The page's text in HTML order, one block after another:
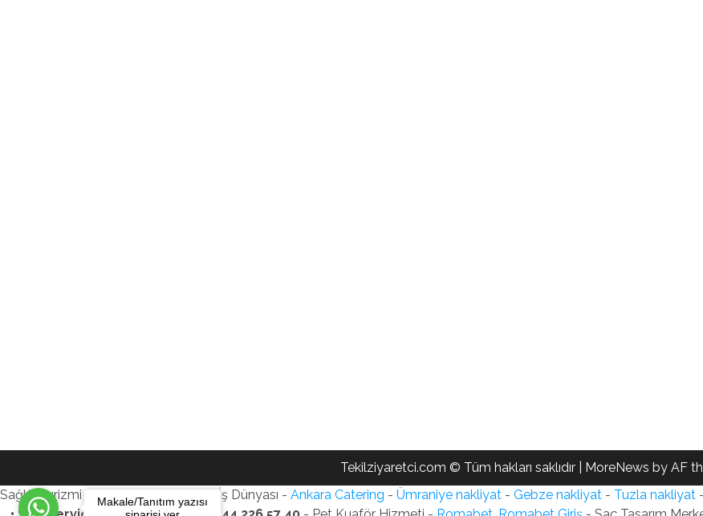
Tekilziyaretci.com © Tüm hakları saklıdır MoreNews by AF
Sağlık Turizmi Reklam Ajansı - Gezi - İş Dünyası - Ankara Catering - Ümraniye nakliyat - Gebze nakliyat - Tuzla nakliyat -
Makale/Tanıtım yazısı